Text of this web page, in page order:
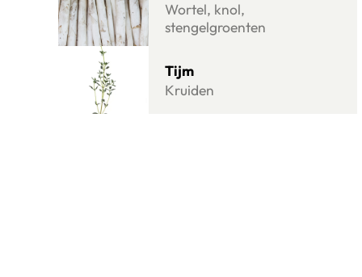
Wortel, knol,
stengelgroenten
Tijm
Kruiden
Lees meer over Tijm